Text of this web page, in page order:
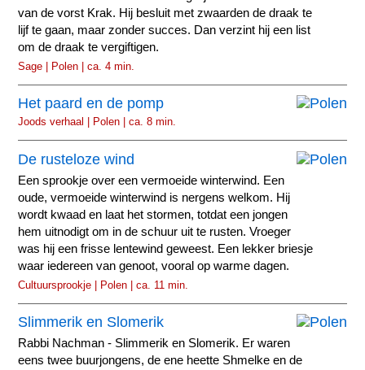
van de vorst Krak. Hij besluit met zwaarden de draak te
lijf te gaan, maar zonder succes. Dan verzint hij een list
om de draak te vergiftigen.
Sage | Polen | ca. 4 min.
Het paard en de pomp
Joods verhaal | Polen | ca. 8 min.
De rusteloze wind
Een sprookje over een vermoeide winterwind. Een
oude, vermoeide winterwind is nergens welkom. Hij
wordt kwaad en laat het stormen, totdat een jongen
hem uitnodigt om in de schuur uit te rusten. Vroeger
was hij een frisse lentewind geweest. Een lekker briesje
waar iedereen van genoot, vooral op warme dagen.
Cultuursprookje | Polen | ca. 11 min.
Slimmerik en Slomerik
Rabbi Nachman - Slimmerik en Slomerik. Er waren
eens twee buurjongens, de ene heette Shmelke en de